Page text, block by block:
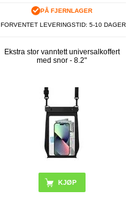
PÅ FJERNLAGER
FORVENTET LEVERINGSTID: 5-10 DAGER
Ekstra stor vanntett universalkoffert
med snor - 8.2"
KJØP